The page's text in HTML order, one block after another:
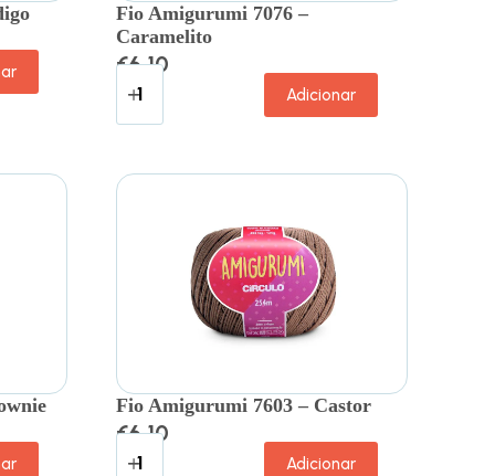
Fio Amigurumi 7076 –
Caramelito
€6.10
Adicionar
Fio Amigurumi 7603 – Castor
€6.10
Adicionar